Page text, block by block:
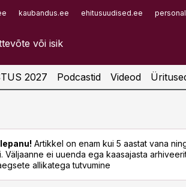
kaubandus.ee ehitusuudised.ee
Infopank
2027 Podcastid Videod
Artikkel on enam kui 5 aastat vana
Väljaanne ei uuenda ega kaasajasta
allikatega tutvumine